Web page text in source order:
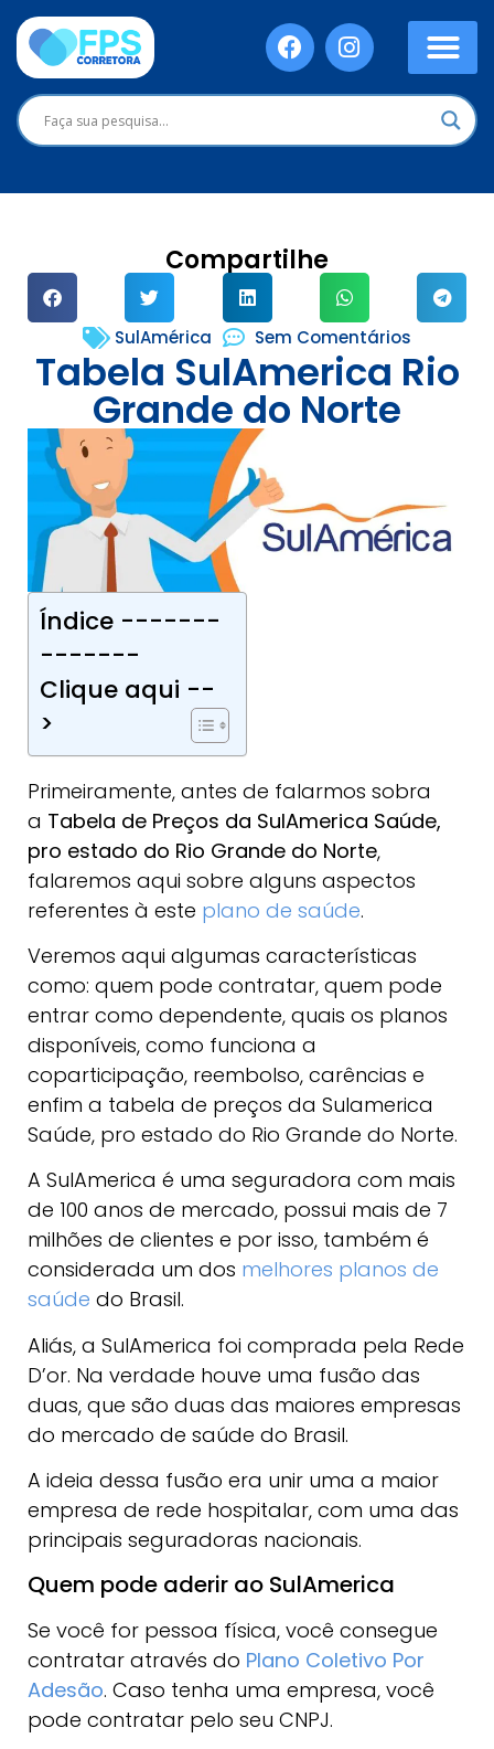
Compartilhe
SulAmérica Sem Comentários
Tabela SulAmerica Rio
Grande do Norte
Índice -------
-------
Clique aqui --
>
Primeiramente, antes de falarmos sobra
a Tabela de Preços da SulAmerica Saúde,
pro estado do Rio Grande do Norte,
falaremos aqui sobre alguns aspectos
referentes à este plano de saúde.
Veremos aqui algumas características
como: quem pode contratar, quem pode
entrar como dependente, quais os planos
disponíveis, como funciona a
coparticipação, reembolso, carências e
enfim a tabela de preços da Sulamerica
Saúde, pro estado do Rio Grande do Norte.
A SulAmerica é uma seguradora com mais
de 100 anos de mercado, possui mais de 7
milhões de clientes e por isso, também é
considerada um dos melhores planos de
saúde do Brasil.
Aliás, a SulAmerica foi comprada pela Rede
D’or. Na verdade houve uma fusão das
duas, que são duas das maiores empresas
do mercado de saúde do Brasil.
A ideia dessa fusão era unir uma a maior
empresa de rede hospitalar, com uma das
principais seguradoras nacionais.
Quem pode aderir ao SulAmerica
Se você for pessoa física, você consegue
contratar através do Plano Coletivo Por
Adesão. Caso tenha uma empresa, você
pode contratar pelo seu CNPJ.